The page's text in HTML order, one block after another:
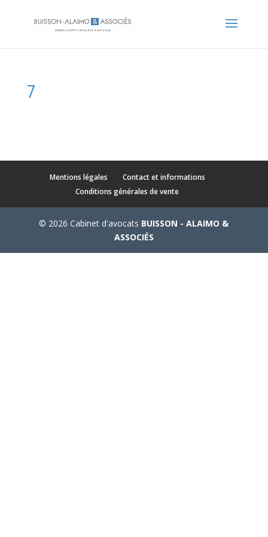
7
Mentions légales
Contact et informations
Conditions générales de vente
© 2026 Cabinet d'avocats BUISSON - ALAIMO &
ASSOCIÉS